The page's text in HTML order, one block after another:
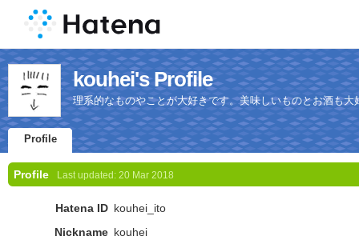
kouhei's Profile
理系的なものやことが大好きです。美味しいものとお酒も大
Profile
Profile Last updated: 20 Mar 2018
Hatena ID kouhei_ito
Nickname kouhei